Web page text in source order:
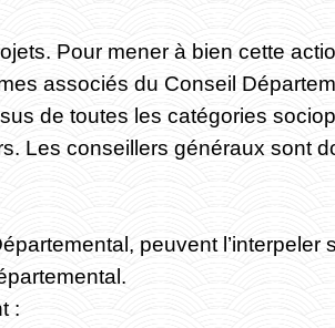
Pour mener à bien cette
associés du Conseil
de toutes les catégories
Les conseillers généraux sont
peuvent l’interpeler
: